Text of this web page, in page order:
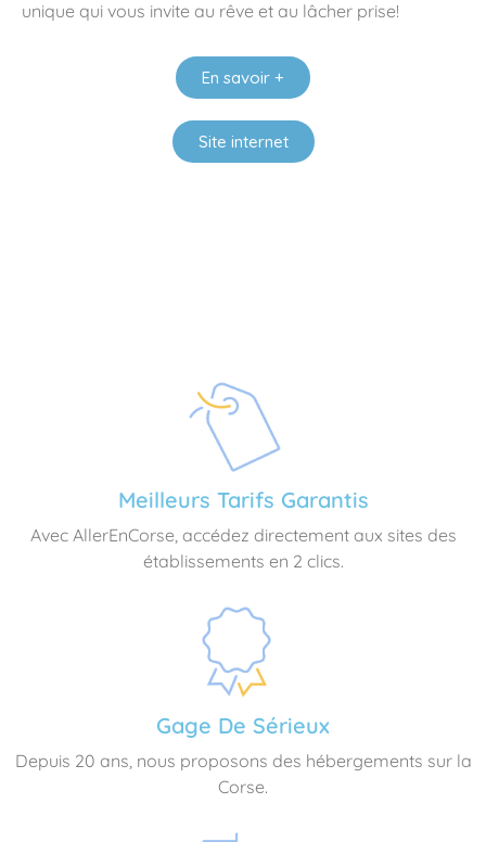
unique qui vous invite au rêve et au lâcher prise!
En savoir +
Site internet
Meilleurs Tarifs Garantis
Avec AllerEnCorse, accédez directement aux sites des
établissements en 2 clics.
Gage De Sérieux
Depuis 20 ans, nous proposons des hébergements sur la
Corse.